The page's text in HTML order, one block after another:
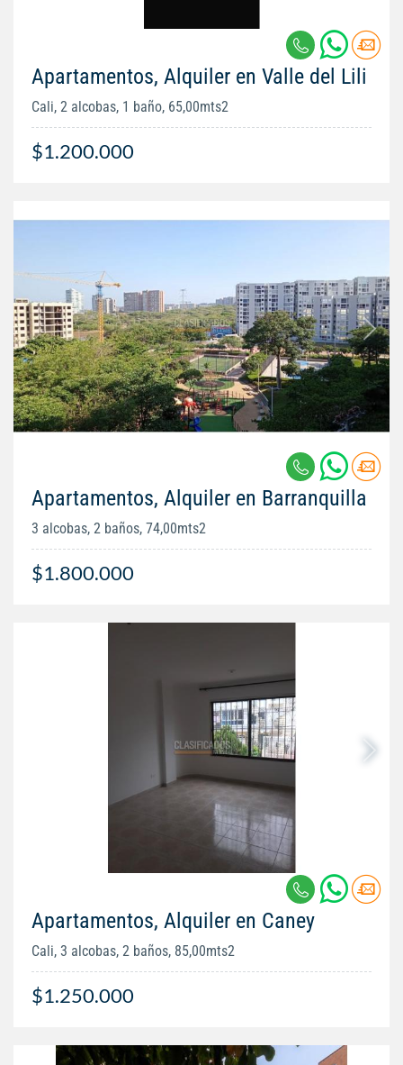
Apartamentos, Alquiler en Valle del Lili
Cali, 2 alcobas, 1 baño, 65,00mts2
$1.200.000
Apartamentos, Alquiler en Barranquilla
3 alcobas, 2 baños, 74,00mts2
$1.800.000
Apartamentos, Alquiler en Caney
Cali, 3 alcobas, 2 baños, 85,00mts2
$1.250.000